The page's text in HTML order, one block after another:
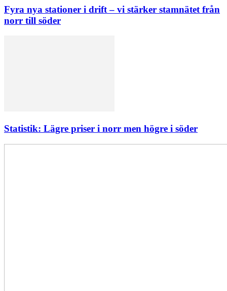
Fyra nya stationer i drift – vi stärker stamnätet från
norr till söder
Statistik: Lägre priser i norr men högre i söder